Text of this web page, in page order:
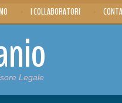
I COLLABORATORI
Legale